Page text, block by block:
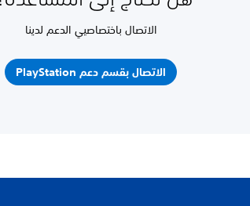
الاتصال باختصاصيي الدعم لدينا
الاتصال بقسم دعم PlayStation